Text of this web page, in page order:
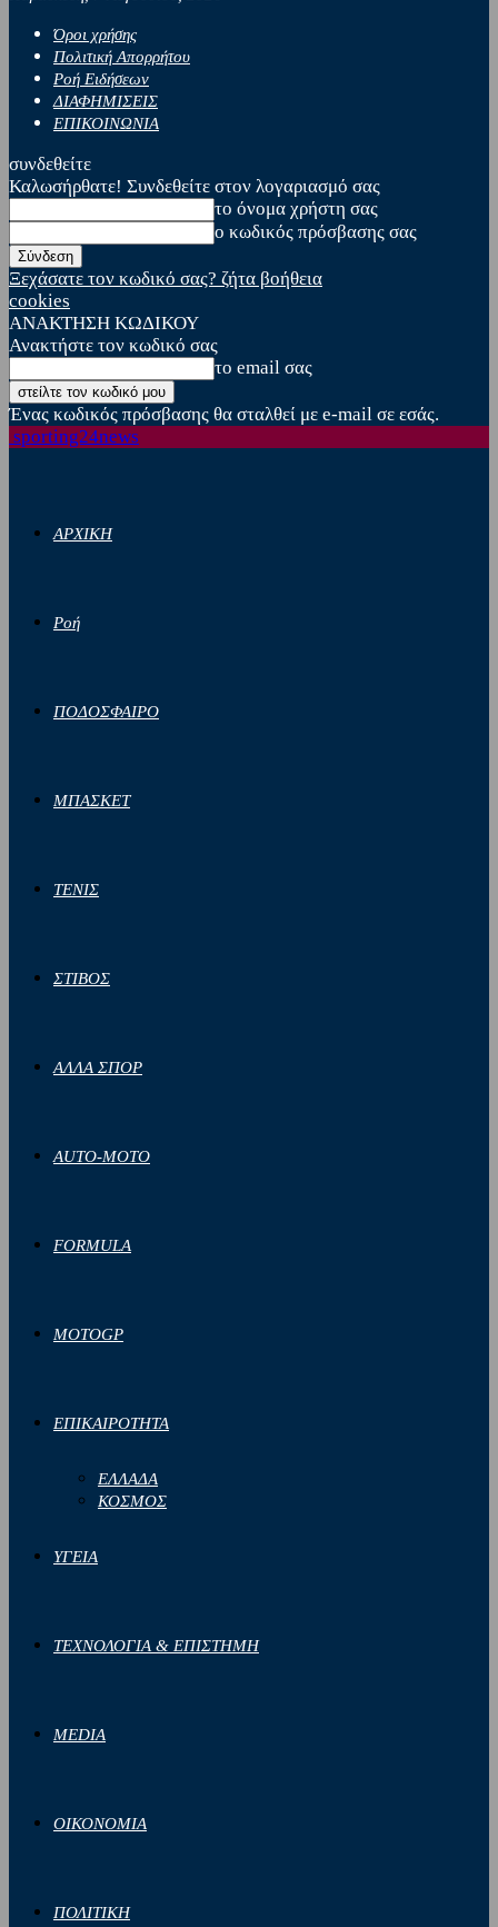
Όροι χρήσης
Πολιτική Απορρήτου
Ροή Ειδήσεων
ΔΙΑΦΗΜΙΣΕΙΣ
ΕΠΙΚΟΙΝΩΝΙΑ
συνδεθείτε
Καλωσήρθατε! Συνδεθείτε στον λογαριασμό σας
το όνομα χρήστη σας
ο κωδικός πρόσβασης σας
Ξεχάσατε τον κωδικό σας? ζήτα βοήθεια
cookies
ΑΝΑΚΤΗΣΗ ΚΩΔΙΚΟΥ
Ανακτήστε τον κωδικό σας
το email σας
Ένας κωδικός πρόσβασης θα σταλθεί με e-mail σε εσάς.
sporting24news
ΑΡΧΙΚΗ
Ροή
ΠΟΔΟΣΦΑΙΡΟ
ΜΠΑΣΚΕΤ
ΤΕΝΙΣ
ΣΤΙΒΟΣ
ΑΛΛΑ ΣΠΟΡ
AUTO-MOTO
FORMULA
MOTOGP
ΕΠΙΚΑΙΡΟΤΗΤΑ
ΕΛΛΑΔΑ
ΚΟΣΜΟΣ
ΥΓΕΙΑ
ΤΕΧΝΟΛΟΓΙΑ & ΕΠΙΣΤΗΜΗ
MEDIA
ΟΙΚΟΝΟΜΙΑ
ΠΟΛΙΤΙΚΗ